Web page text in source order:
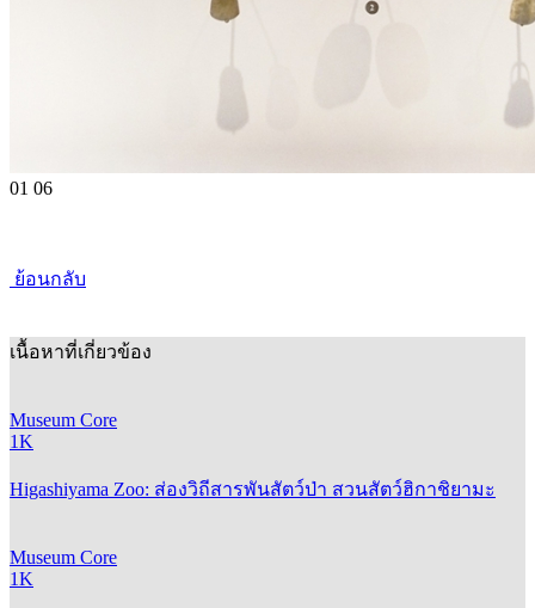
01 06
ย้อนกลับ
เนื้อหาที่เกี่ยวข้อง
Museum Core
1K
Higashiyama Zoo: ส่องวิถีสารพันสัตว์ป่า สวนสัตว์ฮิกาชิยามะ
Museum Core
1K